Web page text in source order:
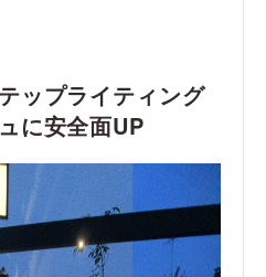
ップライティング
に安全面UP